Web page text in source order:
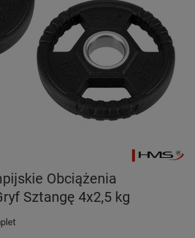
Obciążenia
Sztangę 4x2,5 kg